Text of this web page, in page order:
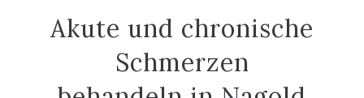
Akute und chronische
Schmerzen